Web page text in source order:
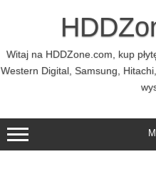
Witaj na HDDZone.com, kup
Western Digital, Samsung,